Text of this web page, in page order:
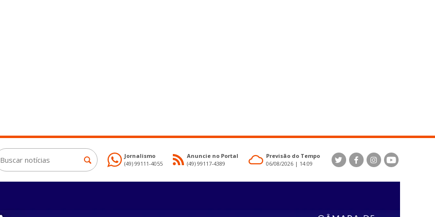
Jornalismo
(49) 99111-4055
Anuncie no Portal
(49) 99117-4389
Previsão do Tempo
06/08/2026 | 14:09